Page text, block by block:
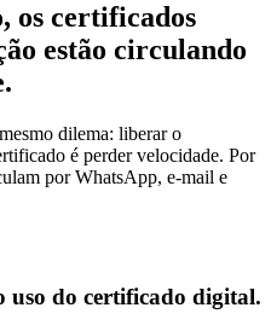
os certificados
estão circulando
.
dilema: liberar o
é perder velocidade. Por
por WhatsApp, e-mail e
uso do certificado digital.